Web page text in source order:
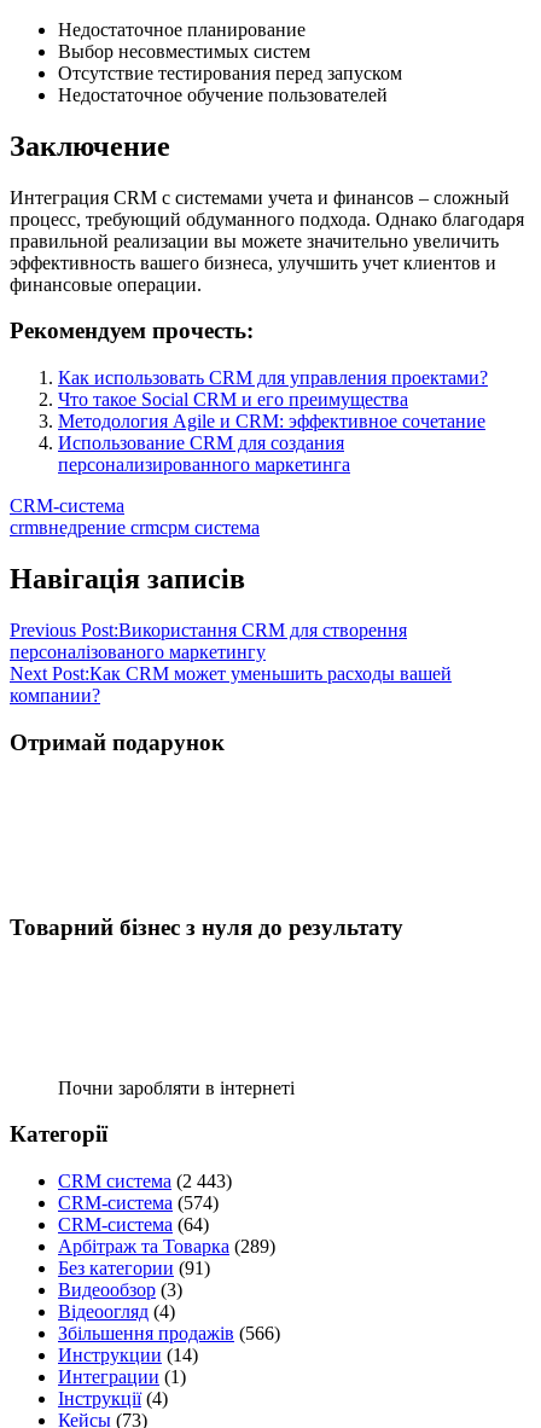
Недостаточное планирование
Выбор несовместимых систем
Отсутствие тестирования перед запуском
Недостаточное обучение пользователей
Заключение
Интеграция CRM с системами учета и финансов – сложный
процесс, требующий обдуманного подхода. Однако благодаря
правильной реализации вы можете значительно увеличить
эффективность вашего бизнеса, улучшить учет клиентов и
финансовые операции.
Рекомендуем прочесть:
Как использовать CRM для управления проектами?
Что такое Social CRM и его преимущества
Методология Agile и CRM: эффективное сочетание
Использование CRM для создания
персонализированного маркетинга
CRM-система
crmвнедрение crmсрм система
Навігація записів
Previous Post:Використання CRM для створення
персоналізованого маркетингу
Next Post:Как CRM может уменьшить расходы вашей
компании?
Отримай подарунок
Товарний бізнес з нуля до результату
Почни заробляти в інтернеті
Категорії
CRM система (2 443)
CRM-система (574)
CRM-система (64)
Арбітраж та Товарка (289)
Без категории (91)
Видеообзор (3)
Відеоогляд (4)
Збільшення продажів (566)
Инструкции (14)
Интеграции (1)
Інструкції(4)
Кейсы (73)